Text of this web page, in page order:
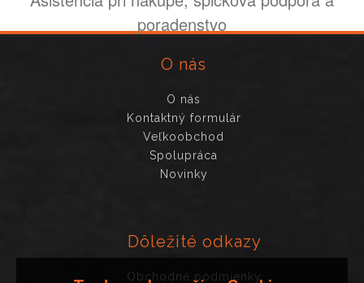
poradenstvo
O nás
O nás
Kontaktný formulár
Veľkoobchod
Spolupráca
Novinky
Dôležité odkazy
Obchodné podmienky